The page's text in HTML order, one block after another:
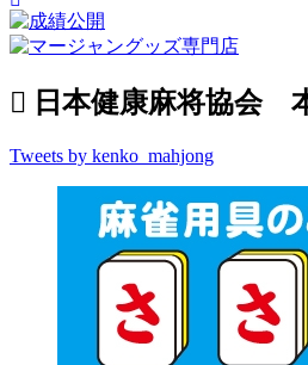
日本健康麻将協会
Tweets by kenko_mahjong